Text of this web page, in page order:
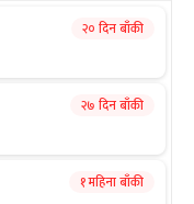
२० दिन बाँकी
२७ दिन बाँकी
१ महिना बाँकी